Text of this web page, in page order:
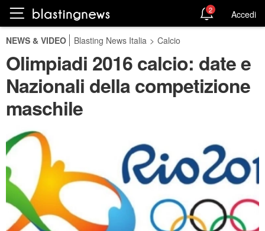
2 Accedi
NEWS & VIDEO Blasting News Italia > Calcio
Olimpiadi 2016 calcio: date e
Nazionali della competizione
maschile